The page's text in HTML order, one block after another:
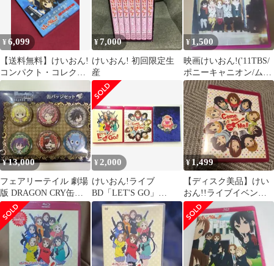
¥6,099
【送料無料】けいおん!
コンパクト・コレクシ
ョン【Blu-ray】
¥7,000
けいおん! 初回限定生
産
¥ 1,500
映画けいおん!('11TBS/
ポニーキャニオン/ムー
ビック/京都アニメーシ
ョン)
¥13,000
フェアリーテイル 劇場
版 DRAGON CRY缶バ
ッジ【新品未開封】
¥2,000
けいおん!ライブ
BD「LET'S GO」
「Come with Me」初回
セット
¥ 1,499
【ディスク美品】けい
おん!!ライブイベント
～Come with Me!!～